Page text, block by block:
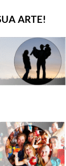
ARTE!